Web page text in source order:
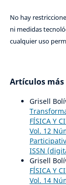
No hay
ni medidas
cualquier uso
Artículos
Grisell
FÍSICA Y
Vol. 12
ISSN
Grisell
FÍSICA Y
Vol. 14